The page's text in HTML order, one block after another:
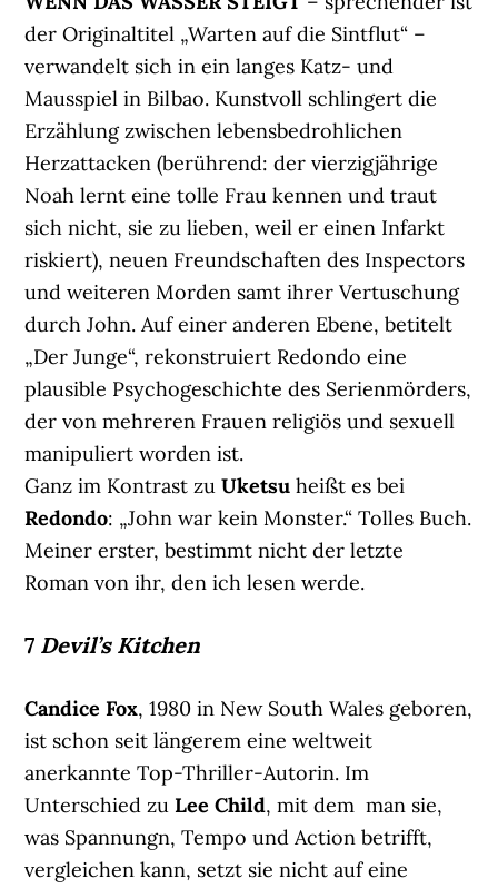
der Originaltitel „Warten auf die Sintflut“ –
verwandelt sich in ein langes Katz- und
Mausspiel in Bilbao. Kunstvoll schlingert die
Erzählung zwischen lebensbedrohlichen
Herzattacken (berührend: der vierzigjährige
Noah lernt eine tolle Frau kennen und traut
sich nicht, sie zu lieben, weil er einen Infarkt
riskiert), neuen Freundschaften des Inspectors
und weiteren Morden samt ihrer Vertuschung
durch John. Auf einer anderen Ebene, betitelt
„Der Junge“, rekonstruiert Redondo eine
plausible Psychogeschichte des Serienmörders,
der von mehreren Frauen religiös und sexuell
manipuliert worden ist.
Ganz im Kontrast zuUketsu heißt es bei
Redondo: „John war kein Monster.“ Tolles Buch.
Meiner erster, bestimmt nicht der letzte
Roman von ihr, den ich lesen werde.
7 Devil’s Kitchen
Candice Fox, 1980 in New South Wales geboren,
ist schon seit längerem eine weltweit
anerkannte Top-Thriller-Autorin. Im
Unterschied zuLee Child, mit dem man sie,
was Spannungn, Tempo und Action betrifft,
vergleichen kann, setzt sie nicht auf eine